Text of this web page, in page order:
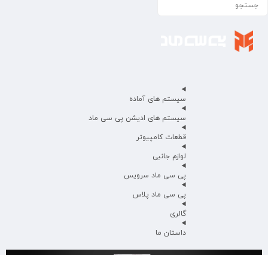
سیستم های آماده
سیستم های ادیشن پی سی ماد
قطعات کامپیوتر
لوازم جانبی
پی سی ماد سرویس
پی سی ماد پلاس
گالری
داستان ما